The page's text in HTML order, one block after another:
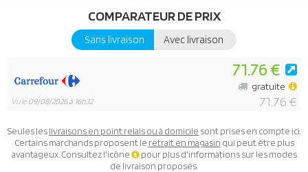
COMPARATEUR DE PRIX
Sans livraison Avec livraison
Vu le09/08/2026 à 16h32
71.76 €
71.76 €
gratuite
Seules leslivraisons en point relais ou à domicile sont prises en compte ici.
Certains marchands proposent le retrait en magasin qui peut être plus
avantageux. Consultez l'icône
pour plus d'informations sur les modes
de livraison proposés.